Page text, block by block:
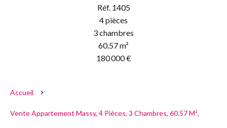
Réf. 1405
4 pièces
3 chambres
60.57 m²
180 000 €
Accueil
Vente Appartement Massy, 4 Pièces, 3 Chambres, 60.57 M²,